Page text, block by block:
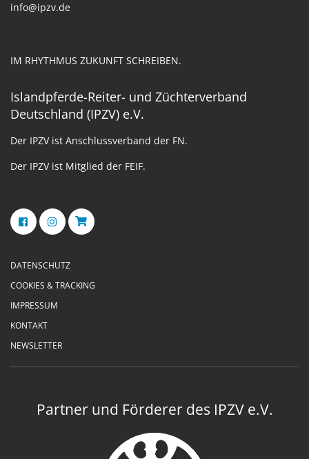
info@ipzv.de
IM RHYTHMUS ZUKUNFT SCHREIBEN.
Islandpferde-Reiter- und Züchterverband
Deutschland (IPZV) e.V.
Der IPZV ist Anschlussverband der FN.
Der IPZV ist Mitglied der FEIF.
DATENSCHUTZ
COOKIES & TRACKING
IMPRESSUM
KONTAKT
NEWSLETTER
Partner und Förderer des IPZV e.V.